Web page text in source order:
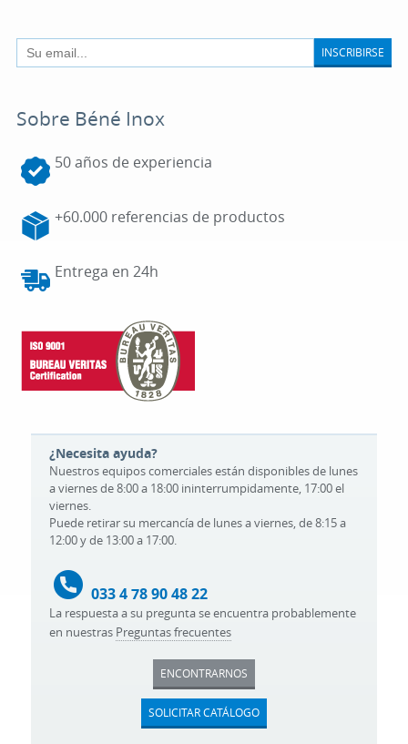
INSCRIBIRSE
Sobre Béné Inox
50 años de experiencia
+60.000 referencias de productos
Entrega en 24h
¿Necesita ayuda?
Nuestros equipos comerciales están disponibles de lunes
a viernes de 8:00 a 18:00 ininterrumpidamente, 17:00 el
viernes.
Puede retirar su mercancía de lunes a viernes, de 8:15 a
12:00 y de 13:00 a 17:00.
033 4 78 90 48 22
La respuesta a su pregunta se encuentra probablemente
en nuestras Preguntas frecuentes
ENCONTRARNOS
SOLICITAR CATÁLOGO